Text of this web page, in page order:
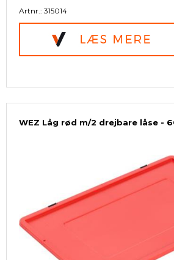
Artnr.: 315014
WEZ Låg rød m/2 drejbare låse -